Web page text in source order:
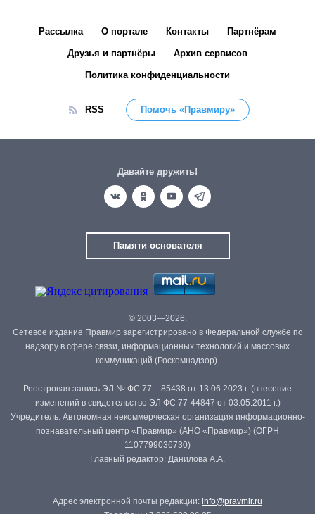
Рассылка О портале Контакты Партнёрам
Друзья и партнёры Архив сервисов
Политика конфиденциальности
RSS Помочь «Правмиру»
Давайте дружить!
Памяти основателя
© 2003—2026.
Сетевое издание Правмир зарегистрировано в Федеральной службе по
надзору в сфере связи, информационных технологий и массовых
коммуникаций (Роскомнадзор).
Реестровая запись ЭЛ № ФС 77 – 85438 от 13.06.2023 г. (внесение
изменений в свидетельство ЭЛ ФС 77-44847 от 03.05.2011 г.)
Учредитель: Автономная некоммерческая организация информационно-
познавательный центр «Правмир» (АНО «Правмир») (ОГРН
1107799036730)
Главный редактор: Данилова А.А.
Адрес электронной почты редакции: info@pravmir.ru